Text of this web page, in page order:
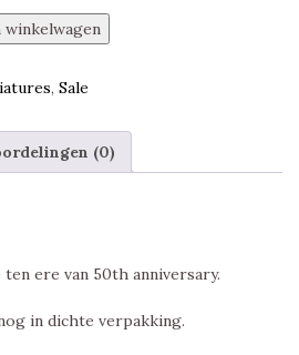
winkelwagen
, Sale
(0)
ere van 50th anniversary.
in dichte verpakking.